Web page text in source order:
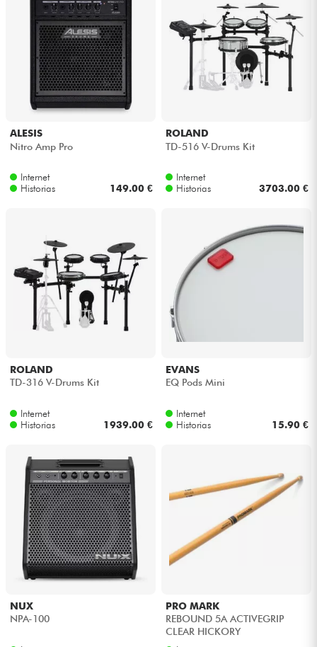
ALESIS
Nitro Amp Pro
Internet
Historias
149.00 €
ROLAND
TD-516 V-Drums Kit
Internet
Historias
3703.00 €
ROLAND
TD-316 V-Drums Kit
Internet
Historias
1939.00 €
EVANS
EQ Pods Mini
Internet
Historias
15.90 €
NUX
NPA-100
PRO MARK
REBOUND 5A ACTIVEGRIP
CLEAR HICKORY